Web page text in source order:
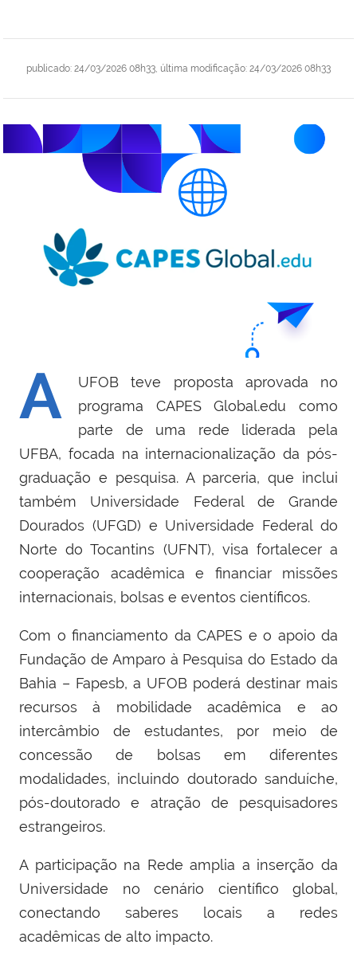
publicado: 24/03/2026 08h33 última modificação: 24/03/2026 08h33
A
UFOB teve proposta aprovada no
programa CAPES Global.edu como
parte de uma rede liderada pela
UFBA, focada na internacionalização da pós-
graduação e pesquisa. A parceria, que inclui
também Universidade Federal de Grande
Dourados (UFGD) e Universidade Federal do
Norte do Tocantins (UFNT), visa fortalecer a
cooperação acadêmica e financiar missões
internacionais, bolsas e eventos científicos.
Com o financiamento da CAPES e o apoio da
Fundação de Amparo à Pesquisa do Estado da
Bahia – Fapesb, a UFOB poderá destinar mais
recursos à mobilidade acadêmica e ao
intercâmbio de estudantes, por meio de
concessão de bolsas em diferentes
modalidades, incluindo doutorado sanduíche,
pós-doutorado e atração de pesquisadores
estrangeiros.
A participação na Rede amplia a inserção da
Universidade no cenário científico global,
conectando saberes locais a redes
acadêmicas de alto impacto.